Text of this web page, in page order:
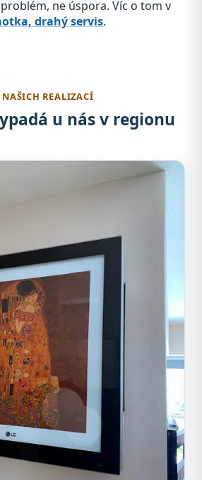
ne úspora. Víc o tom v
drahý servis.
NAŠICH REALIZACÍ
u nás v regionu